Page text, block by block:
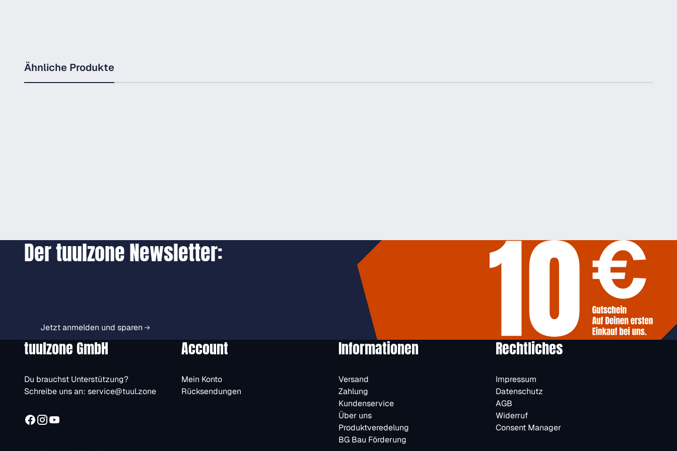
Ähnliche Produkte
Der tuulzone Newsletter:
Jetzt anmelden und sparen
tuulzone GmbH
Du brauchst Unterstützung?
Schreibe uns an: service@tuul.zone
Account
Mein Konto
Rücksendungen
Informationen
Versand
Zahlung
Kundenservice
Über uns
Produktveredelung
BG Bau Förderung
Rechtliches
Impressum
Datenschutz
AGB
Widerruf
Consent Manager